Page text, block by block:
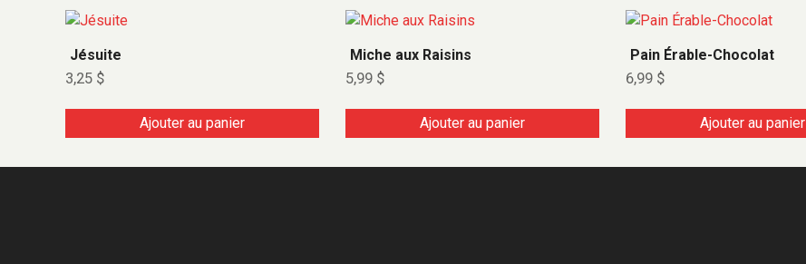
Jésuite
3,25 $
Ajouter au panier
Miche aux Raisins
5,99 $
Ajouter au panier
Pain Érable-Chocolat
6,99 $
Ajouter au panier